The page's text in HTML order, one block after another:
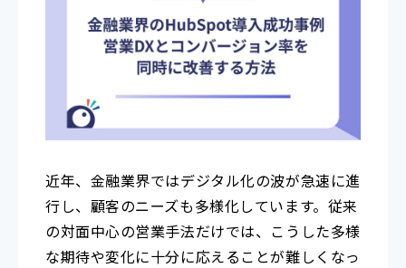
近年、金融業界ではデジタル化の波が急速に進
行し、顧客のニーズも多様化しています。従来
の対面中心の営業手法だけでは、こうした多様
な期待や変化に十分に応えることが難しくなっ